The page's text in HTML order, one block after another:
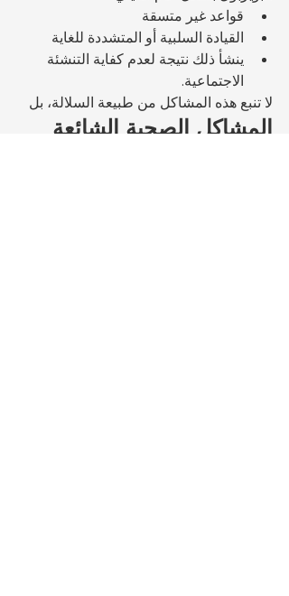
قواعد غير متسقة
القيادة السلبية أو المتشددة للغاية
ينشأ ذلك نتيجة لعدم كفاية التنشئة
الاجتماعية.
لا تنبع هذه المشاكل من طبيعة السلالة، بل
المشاكل الصحية الشائعة